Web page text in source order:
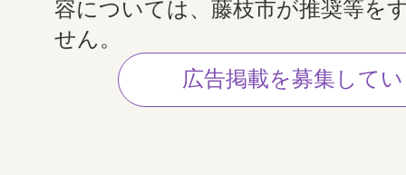
容については、藤枝市が推奨等を
せん。
広告掲載を募集して